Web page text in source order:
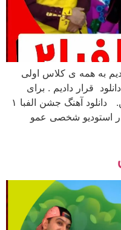
به همه ی کلاس اولی
۱ و ۲ را برای دانلود قرار دادیم . برای
دانلود روی اسم هر آهنگ کلیک کنین. دانلود آهنگ جشن الفبا ۱
۲ تهیه شده در استودیو شخصی عمو